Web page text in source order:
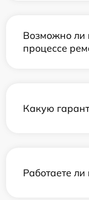
Возможно ли
процессе
Какую
Работаете